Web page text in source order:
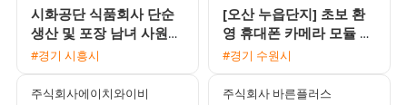
시화공단 식품회사 단순
생산 및 포장 남녀 사원
모집 당일지급 및 동반 지
#경기 시흥시
[오산 누읍단지] 초보 환
영 휴대폰 카메라 모듈 생
산 직원 모집 (일급/주급/
#경기 수원시
주식회사에이치와이비 주식회사 바른플러스